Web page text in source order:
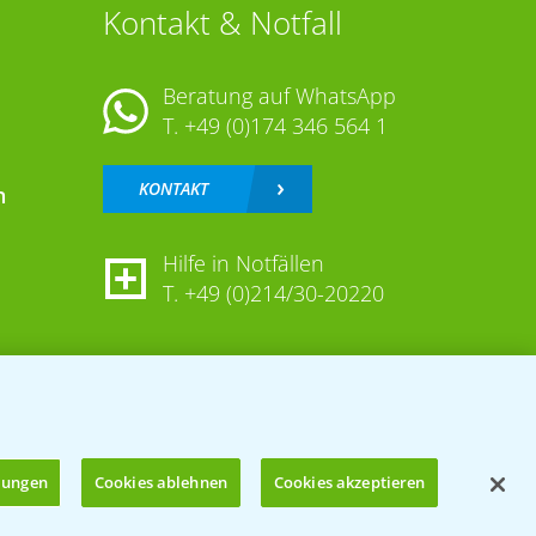
Kontakt & Notfall
Beratung auf WhatsApp
T. +49 (0)174 346 564 1
KONTAKT
Hilfe in Notfällen
T. +49 (0)214/30-20220
Cookies ablehnen Cookies akzeptieren